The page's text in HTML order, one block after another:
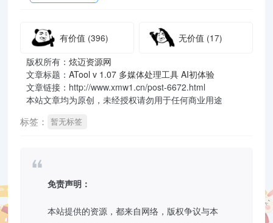
有价值 (396) 无价值 (17)
版权所有：炫迈资源网
文章标题：ATool v 1.07 多媒体处理工具 AI初体验
文章链接：http://www.xmw1.cn/post-6672.html
本站文章均为原创，未经授权请勿用于任何商业用途
标签： 暂无标签
免责声明：
本站提供的资源，都来自网络，版权争议与本